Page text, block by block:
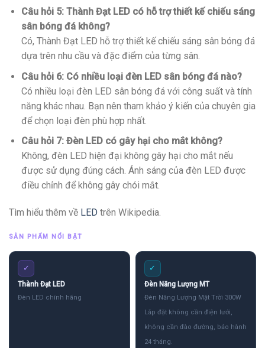
Câu hỏi 5: Thành Đạt LED có hỗ trợ thiết kế chiếu sáng
sân bóng đá không?
Có, Thành Đạt LED hỗ trợ thiết kế chiếu sáng sân bóng đá
dựa trên nhu cầu và đặc điểm của từng sân.
Câu hỏi 6: Có nhiều loại đèn LED sân bóng đá nào?
Có nhiều loại đèn LED sân bóng đá với công suất và tính
năng khác nhau. Bạn nên tham khảo ý kiến của chuyên gia
để chọn loại đèn phù hợp nhất.
Câu hỏi 7: Đèn LED có gây hại cho mắt không?
Không, đèn LED hiện đại không gây hại cho mắt nếu
được sử dụng đúng cách. Ánh sáng của đèn LED được
điều chỉnh để không gây chói mắt.
Tìm hiểu thêm về LED trên Wikipedia.
SẢN PHẨM NỔI BẬT
✓
Thành Đạt LED
Đèn LED chính hãng
✓
Đèn Năng Lượng MT
Đèn Năng Lượng Mặt Trời 300W
Lắp đặt không cần điện lưới,
không cần đào đường, bảo hành
24 tháng.